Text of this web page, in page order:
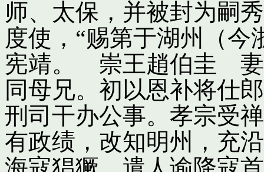
师、太保，并被封为嗣
度使，“赐第于湖州（今
宪靖。 崇王趙伯圭 妻
同母兄。初以恩补将仕
刑司干办公事。孝宗受
有政绩，改知明州，充